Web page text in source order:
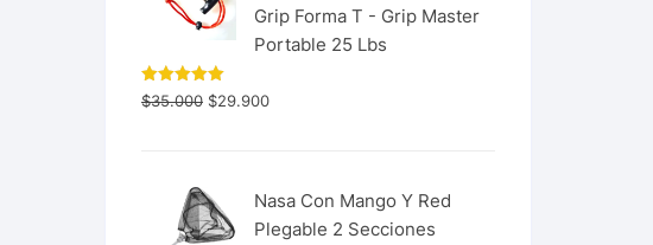
Grip Forma T - Grip Master
Portable 25 Lbs
Valorado
con 5.00
$35.000 $29.900
Nasa Con Mango Y Red
Plegable 2 Secciones